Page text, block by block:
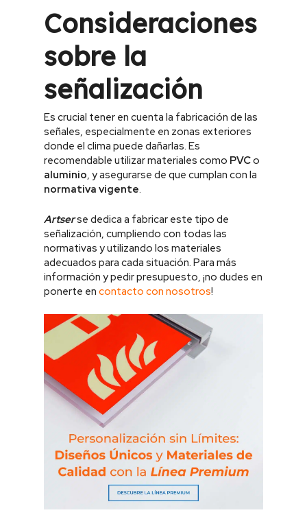
Consideraciones
sobre la
señalización
Es crucial tener en cuenta la fabricación de las
señales, especialmente en zonas exteriores
donde el clima puede dañarlas. Es
recomendable utilizar materiales como PVCo
aluminio, y asegurarse de que cumplan con la
normativa vigente.
Artserse dedica a fabricar este tipo de
señalización, cumpliendo con todas las
normativas y utilizando los materiales
adecuados para cada situación. Para más
información y pedir presupuesto, ¡no dudes en
ponerte en contacto con nosotros!